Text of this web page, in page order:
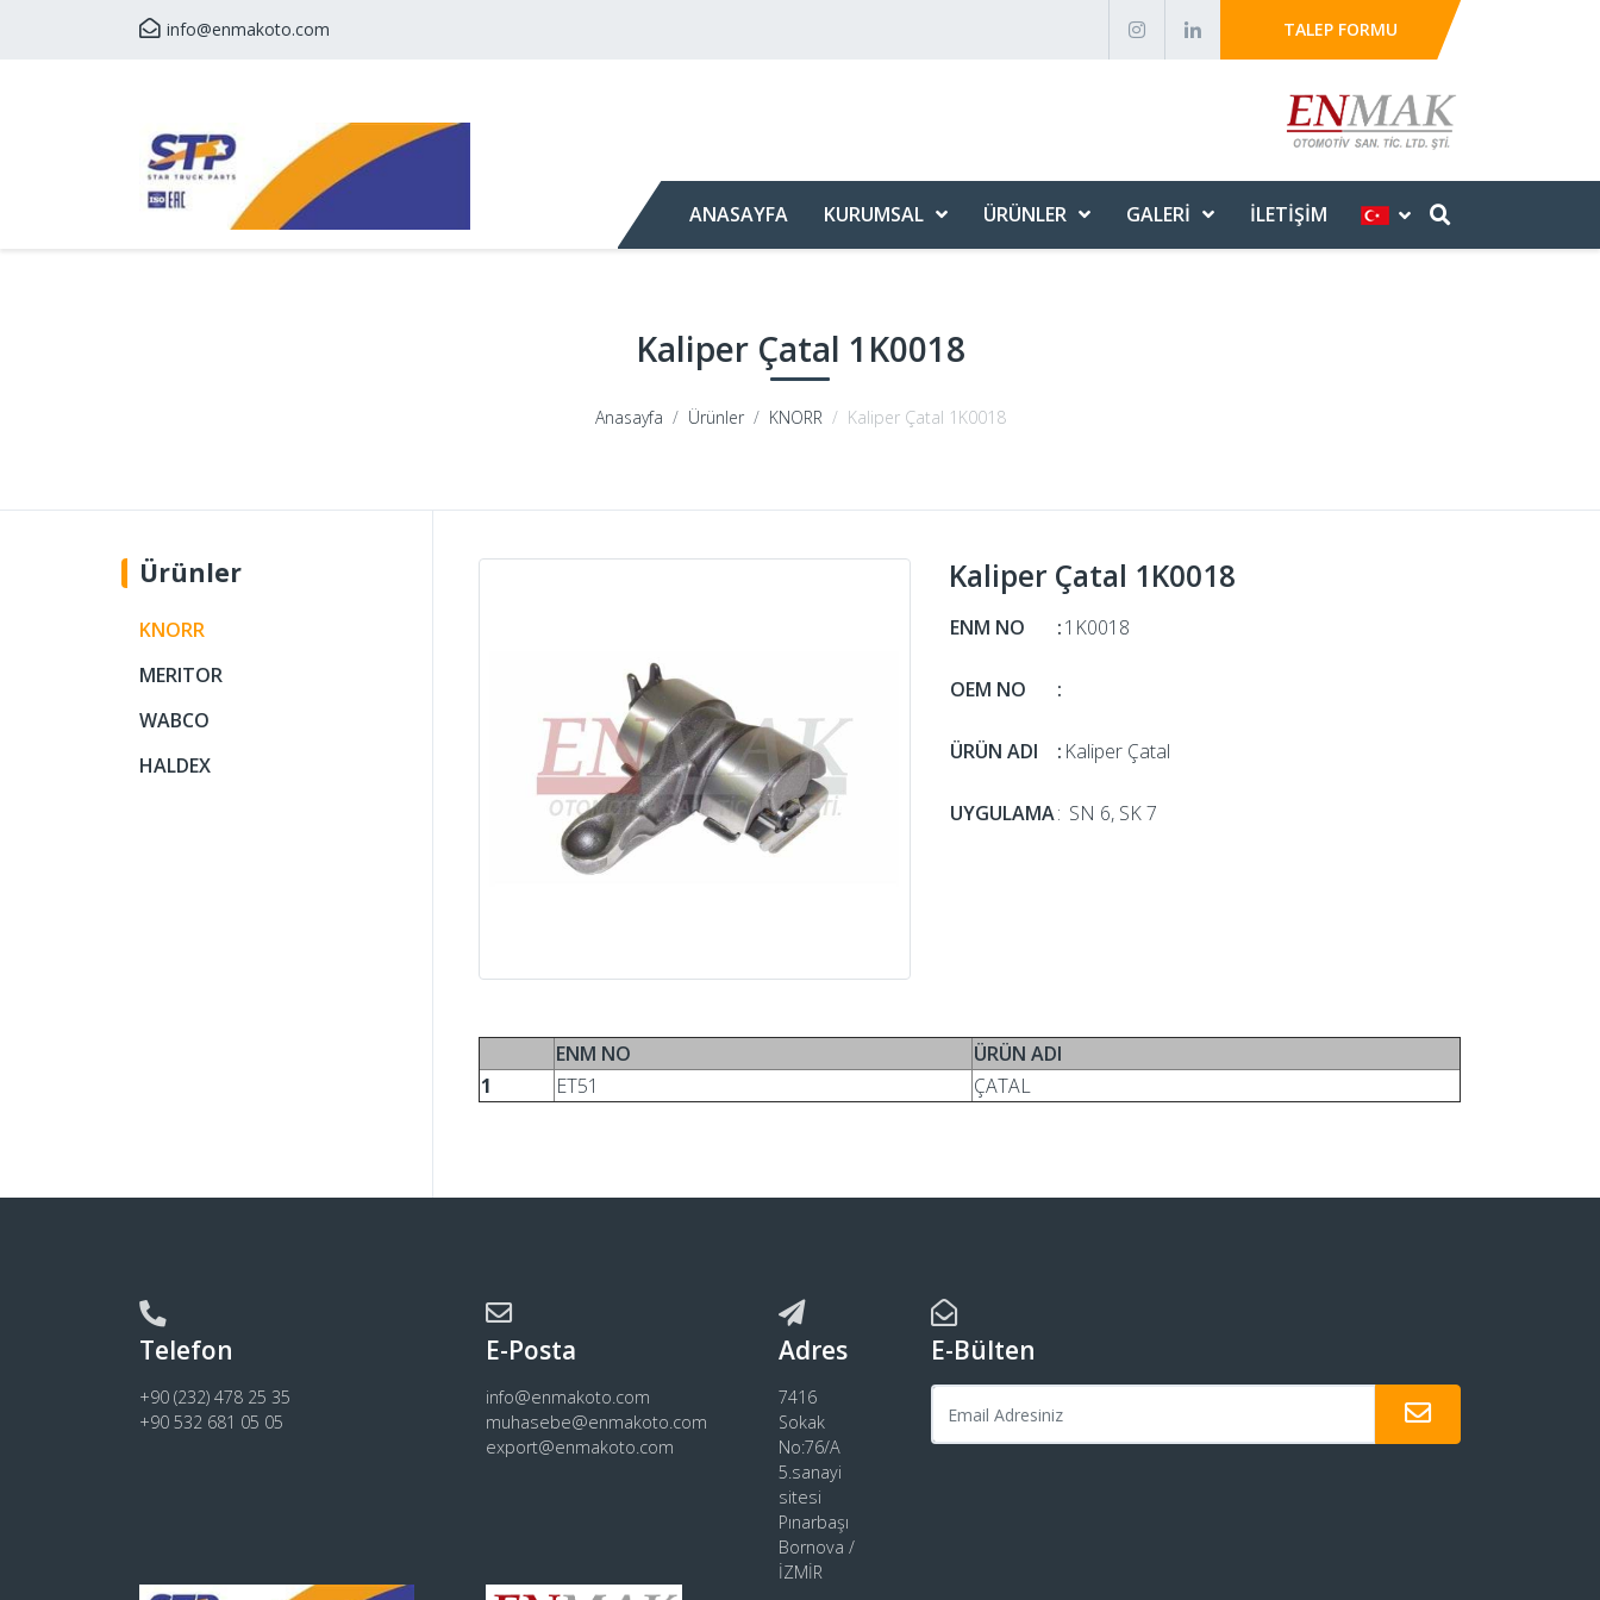
info@enmakoto.com TALEP FORMU
ANASAYFA KURUMSAL ÜRÜNLER GALERI İLETIŞIM
Kaliper Çatal 1K0018
Anasayfa Ürünler KNORR Kaliper Çatal 1K0018
Ürünler
KNORR
MERITOR
WABCO
HALDEX
Kaliper Çatal 1K0018
ENM NO :1K0018
OEM NO :
ÜRÜN ADI : Kaliper Çatal
UYGULAMA: SN 6, SK 7
ENM NO
ÜRÜN ADI
1
ET51 ÇATAL
Telefon
+90 (232) 478 25 35
+90 532 681 05 05
E-Posta
info@enmakoto.com
muhasebe@enmakoto.com
export@enmakoto.com
Adres
7416
Sokak
No:76/A
5.sanayi
sitesi
Pınarbaşı
Bornova /
İZMİR
E-Bülten